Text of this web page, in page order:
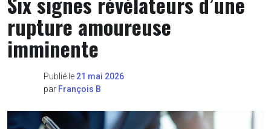
rupture amoureuse
imminente
Publié le 21 mai 2026
par François B